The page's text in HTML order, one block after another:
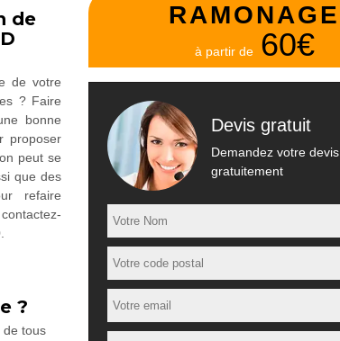
de
de votre
? Faire
bonne
proposer
peut se
que des
refaire
?
de tous
RAMONAGE
à partir de 60€
Devis gratuit
Demandez votre devis
gratuitement